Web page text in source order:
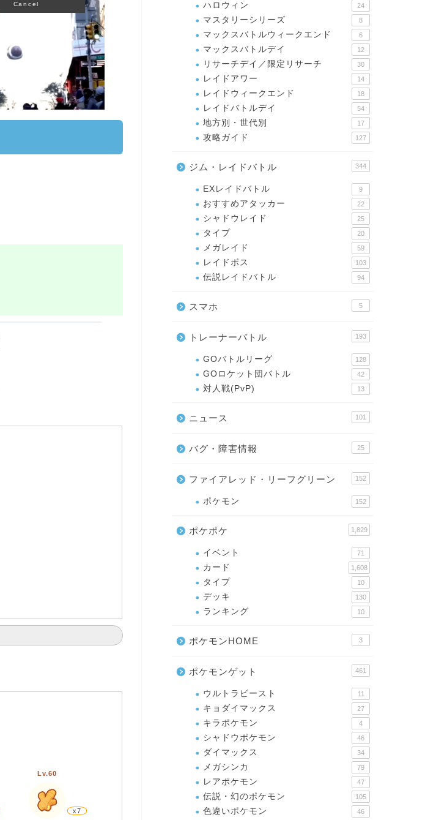
Cancel
Lv.60
x7
ハロウィン 24
マスタリーシリーズ 8
マックスバトルウィークエンド 6
マックスバトルデイ 12
リサーチデイ／限定リサーチ 30
レイドアワー 14
レイドウィークエンド 18
レイドバトルデイ 54
地方別・世代別 17
攻略ガイド 127
ジム・レイドバトル 344
EXレイドバトル 9
おすすめアタッカー 22
シャドウレイド 25
タイプ 20
メガレイド 59
レイドボス 103
伝説レイドバトル 94
スマホ 5
トレーナーバトル 193
GOバトルリーグ 128
GOロケット団バトル 42
対人戦(PvP) 13
ニュース 101
バグ・障害情報 25
ファイアレッド・リーフグリーン 152
ポケモン 152
ポケポケ 1,829
イベント 71
カード 1,608
タイプ 10
デッキ 130
ランキング 10
ポケモンHOME 3
ポケモンゲット 461
ウルトラビースト 11
キョダイマックス 27
キラポケモン 4
シャドウポケモン 46
ダイマックス 34
メガシンカ 79
レアポケモン 47
伝説・幻のポケモン 105
色違いポケモン 46